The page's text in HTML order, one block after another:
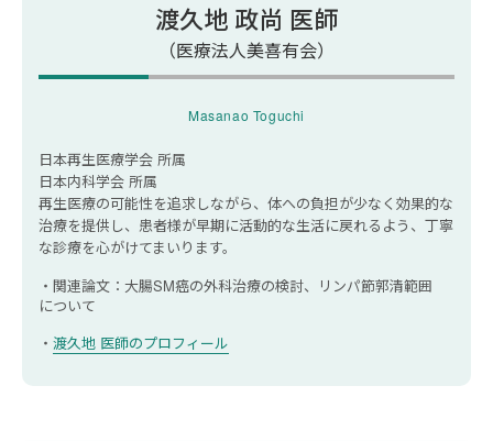
睡眠・ストレス・運動習慣を整える
貧血で倒れる頻度が多い方は放置厳禁！
渡久地 政尚 医師
（医療法人美喜有会）
Masanao Toguchi
日本再生医療学会 所属
日本内科学会 所属
再生医療の可能性を追求しながら、体への負担が少なく効果的な
治療を提供し、患者様が早期に活動的な生活に戻れるよう、丁寧
な診療を心がけてまいります。
関連論文：大腸SM癌の外科治療の検討、リンパ節郭清範囲
について
渡久地 医師のプロフィール